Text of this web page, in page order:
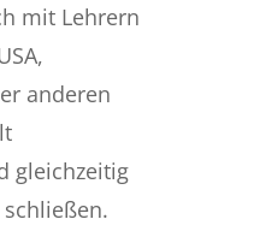
mit Lehrern
anderen
gleichzeitig